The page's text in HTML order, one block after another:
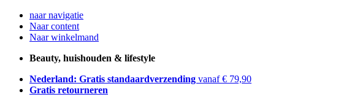
naar navigatie
Naar content
Naar winkelmand
Beauty, huishouden & lifestyle
Nederland: Gratis standaardverzending vanaf € 79,90
Gratis retourneren